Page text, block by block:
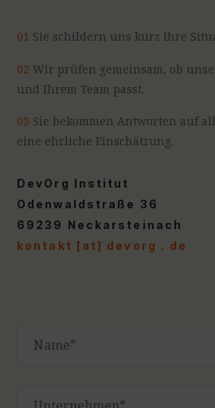
01 Sie schildern uns kurz Ihre
02 Wir prüfen gemeinsam, ob
und Ihrem Team passt.
03 Sie bekommen Antworten auf
eine ehrliche Einschätzung.
DevOrg Institut
Odenwaldstraße 36
69239 Neckarsteinach
kontakt [at] devorg . de